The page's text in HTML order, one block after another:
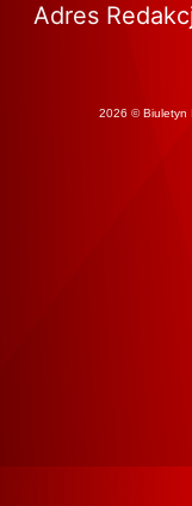
Adres
2026 © Biuletyn